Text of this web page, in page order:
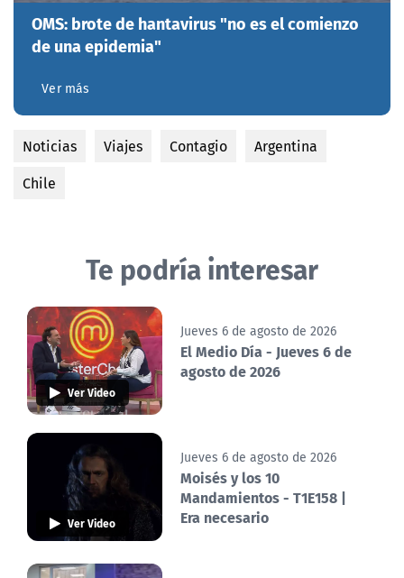
OMS: brote de hantavirus "no es el comienzo
de una epidemia"
Ver más
Noticias Viajes Contagio
Argentina
Chile
Te podría interesar
Ver Video
Jueves 6 de agosto de 2026
El Medio Día - Jueves 6 de
agosto de 2026
Ver Video
Jueves 6 de agosto de 2026
Moisés y los 10
Mandamientos - T1E158 |
Era necesario